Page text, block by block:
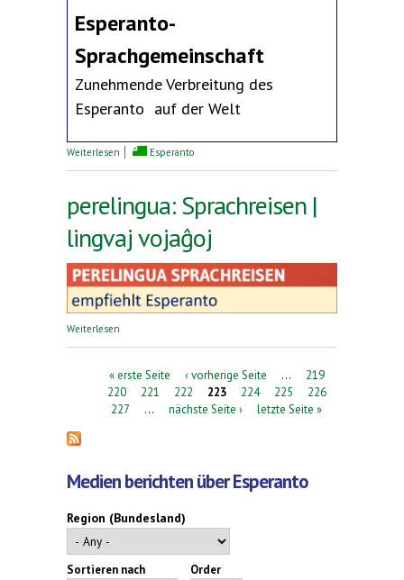
Esperanto-
Sprachgemeinschaft
Zunehmende Verbreitung des
Esperanto auf der Welt
Weiterlesen über Erklärung des Deutschen Esperanto-Bundes
Esperanto
perelingua: Sprachreisen |
lingvaj vojaĝoj
Weiterlesen
Seiten« erste Seite ‹ vorherige Seite …
219
220
221 222 223 224 225
226
227
… nächste Seite › letzte Seite »
Medien berichten über Esperanto
Region (Bundesland)
Sortieren nach Order